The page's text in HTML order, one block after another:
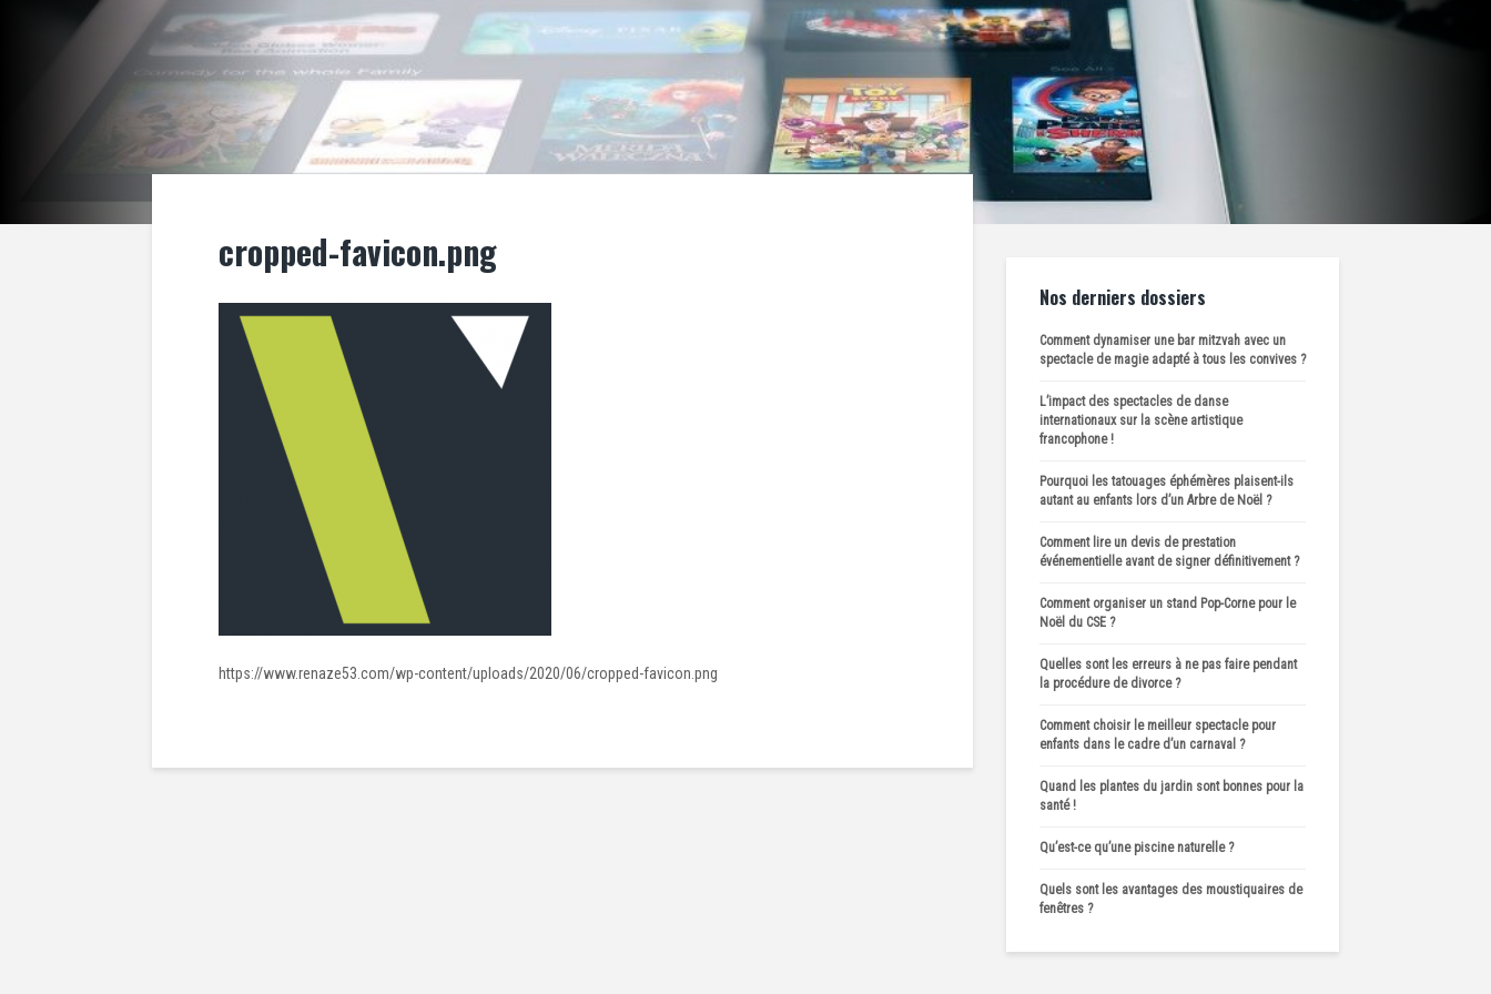
cropped-favicon.png
https://www.renaze53.com/wp-content/uploads/2020/06/cropped-favicon.png
Nos derniers dossiers
Comment dynamiser une bar mitzvah avec un
spectacle de magie adapté à tous les convives ?
L’impact des spectacles de danse
internationaux sur la scène artistique
francophone !
Pourquoi les tatouages éphémères plaisent-ils
autant au enfants lors d’un Arbre de Noël ?
Comment lire un devis de prestation
événementielle avant de signer définitivement ?
Comment organiser un stand Pop-Corne pour le
Noël du CSE ?
Quelles sont les erreurs à ne pas faire pendant
la procédure de divorce ?
Comment choisir le meilleur spectacle pour
enfants dans le cadre d’un carnaval ?
Quand les plantes du jardin sont bonnes pour la
santé !
Qu’est-ce qu’une piscine naturelle ?
Quels sont les avantages des moustiquaires de
fenêtres ?